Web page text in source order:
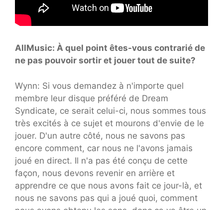
AllMusic: À quel point êtes-vous contrarié de
ne pas pouvoir sortir et jouer tout de suite?
Wynn: Si vous demandez à n'importe quel
membre leur disque préféré de Dream
Syndicate, ce serait celui-ci, nous sommes tous
très excités à ce sujet et mourons d'envie de le
jouer. D'un autre côté, nous ne savons pas
encore comment, car nous ne l'avons jamais
joué en direct. Il n'a pas été conçu de cette
façon, nous devons revenir en arrière et
apprendre ce que nous avons fait ce jour-là, et
nous ne savons pas qui a joué quoi, comment